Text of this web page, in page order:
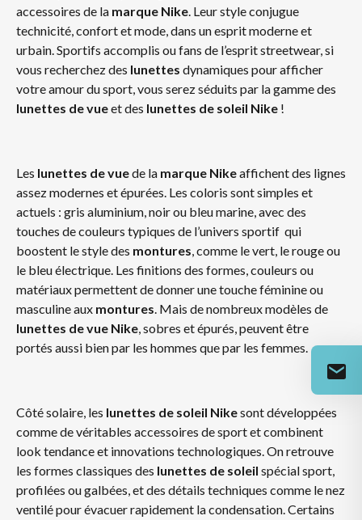
accessoires de la marque Nike. Leur style conjugue
technicité, confort et mode, dans un esprit moderne et
urbain. Sportifs accomplis ou fans de l’esprit streetwear, si
vous recherchez des lunettes dynamiques pour afficher
votre amour du sport, vous serez séduits par la gamme des
lunettes de vueet des lunettes de soleil Nike !
Les lunettes de vuede la marque Nikeaffichent des lignes
assez modernes et épurées. Les coloris sont simples et
actuels : gris aluminium, noir ou bleu marine, avec des
touches de couleurs typiques de l’univers sportif qui
boostent le style des montures, comme le vert, le rouge ou
le bleu électrique. Les finitions des formes, couleurs ou
matériaux permettent de donner une touche féminine ou
masculine aux montures. Mais de nombreux modèles de
lunettes de vue Nike, sobres et épurés, peuvent être
portés aussi bien par les hommes que par les femmes.
Côté solaire, les lunettes de soleil Nikesont développées
comme de véritables accessoires de sport et combinent
look tendance et innovations technologiques. On retrouve
les formes classiques des lunettes de soleil spécial sport,
profilées ou galbées, et des détails techniques comme le nez
ventilé pour évacuer rapidement la condensation. Certains